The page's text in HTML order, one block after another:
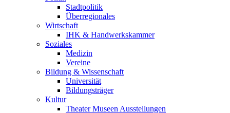
Stadtpolitik
Überregionales
Wirtschaft
IHK & Handwerkskammer
Soziales
Medizin
Vereine
Bildung & Wissenschaft
Universität
Bildungsträger
Kultur
Theater Museen Ausstellungen